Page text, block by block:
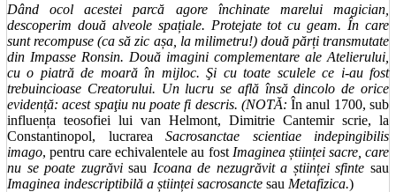
Dând ocol acestei parcă agore închinate marelui magician,
descoperim două alveole spațiale. Protejate tot cu geam. În care
sunt recompuse (ca să zic așa, la milimetru!) două părți transmutate
din Impasse Ronsin. Două imagini complementare ale Atelierului,
cu o piatră de moară în mijloc. Şi cu toate sculele ce i-au fost
trebuincioase Creatorului. Un lucru se află însă dincolo de orice
evidență: acest spaţiu nu poate fi descris. (NOTĂ:În anul 1700, sub
influența teosofiei lui van Helmont, Dimitrie Cantemir scrie, la
Constantinopol, lucrarea Sacrosanctae scientiae indepingibilis
imago, pentru care echivalentele au fost Imaginea științei sacre, care
nu se poate zugrăvisau Icoana de nezugrăvit a științei sfinte sau
Imaginea indescriptibilă a științei sacrosancte sau Metafizica.)